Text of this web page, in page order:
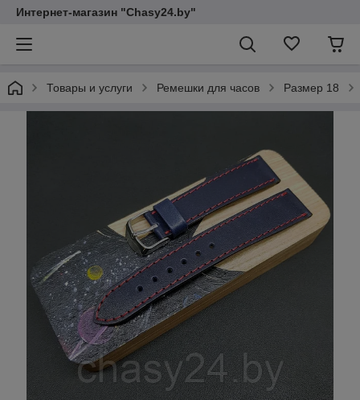
Интернет-магазин "Chasy24.by"
Товары и услуги Ремешки для часов Размер 18